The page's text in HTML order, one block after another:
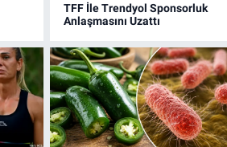
TFF İle Trendyol Sponsorluk
Anlaşmasını Uzattı